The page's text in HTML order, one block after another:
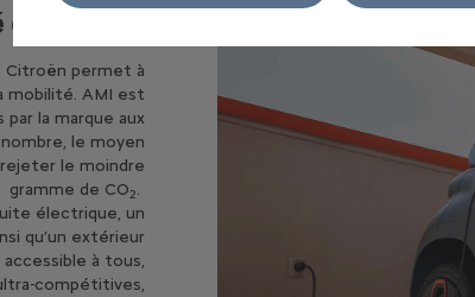
14 ans
Citroën permet à
mobilité. AMI est
la marque aux
le moyen
le moindre
gramme de CO2.
électrique, un
qu’un extérieur
à tous,
compétitives,